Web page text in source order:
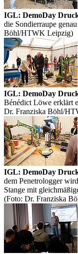
IGL: DemoDay
die Sondierraupe
Böhl/HTWK Leipzig)
IGL: DemoDay
Bénédict Löwe erklärt
Dr. Franziska Böhl/
IGL: DemoDay
dem Penetrologger
Stange mit
(Foto: Dr. Franziska